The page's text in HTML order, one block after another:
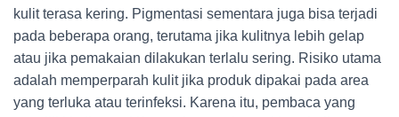
kulit terasa kering. Pigmentasi sementara juga bisa terjadi
pada beberapa orang, terutama jika kulitnya lebih gelap
atau jika pemakaian dilakukan terlalu sering. Risiko utama
adalah memperparah kulit jika produk dipakai pada area
yang terluka atau terinfeksi. Karena itu, pembaca yang